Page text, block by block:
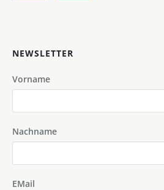
NEWSLETTER
Vorname
Nachname
EMail